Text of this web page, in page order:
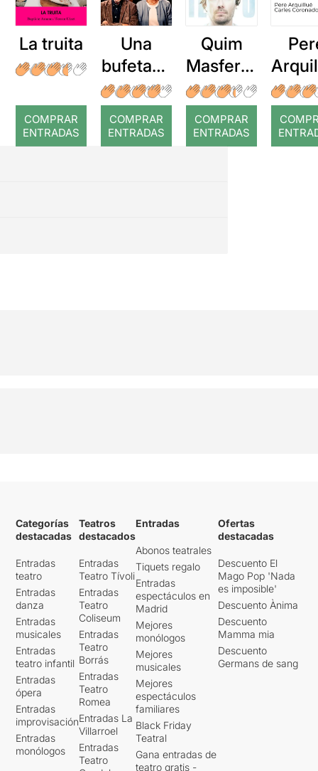
La truita
COMPRAR
ENTRADAS
Una
bufetada
a temps
COMPRAR
ENTRADAS
Quim
Masferre
r: Temps
COMPRAR
ENTRADAS
:
Categorías
destacadas
Entradas
teatro
Entradas
danza
Entradas
musicales
Entradas
teatro infantil
Entradas
ópera
Entradas
improvisación
Entradas
monólogos
Teatros
destacados
Entradas
Teatro Tívoli
Entradas
Teatro
Coliseum
Entradas
Teatro
Borrás
Entradas
Teatro
Romea
Entradas La
Villarroel
Entradas
Teatro
Entradas
Abonos teatrales
Tiquets regalo
Entradas
espectáculos en
Madrid
Mejores
monólogos
Mejores
musicales
Mejores
espectáculos
familiares
Black Friday
Teatral
Gana entradas de
teatro gratis -
Ofertas
destacadas
Descuento El
Mago Pop 'Nada
es imposible'
Descuento Ànima
Descuento
Mamma mia
Descuento
Germans de sang